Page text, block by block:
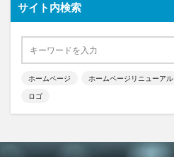
サイト内検索
ホームページ ホームページリニューアル
ロゴ